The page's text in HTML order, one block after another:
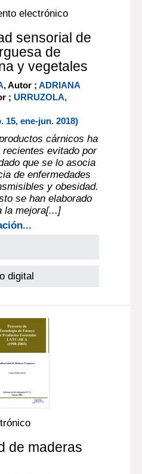
electrónico
sensorial de
de
y vegetales
, Autor ;ADRIANA
;URRUZOLA,
15, ene-jun. 2018)
cárnicos ha
evitado por
que se lo asocia
de enfermedades
y obesidad.
se han elaborado
la mejora[...]
digital
de maderas